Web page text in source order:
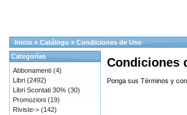
Inicio » Catálogo » Condiciones de Uso
Condiciones
Ponga sus Términos y
Categorías
Abbonamenti (4)
Libri (2492)
Libri Scontati 30% (30)
Promozioni (19)
Riviste-> (142)